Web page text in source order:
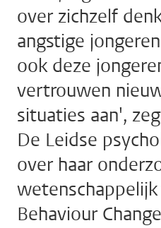
over zichzelf
angstige
ook deze
vertrouwen
situaties aan',
De Leidse
over haar
Behaviour